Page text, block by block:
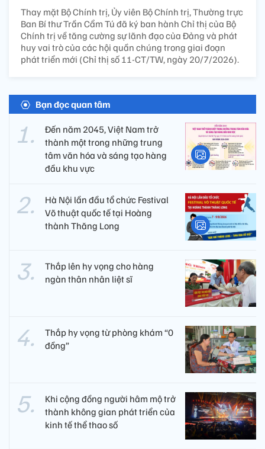
Thay mặt Bộ Chính trị, Ủy viên Bộ Chính trị, Thường trực
Ban Bí thư Trần Cẩm Tú đã ký ban hành Chỉ thị của Bộ
Chính trị về tăng cường sự lãnh đạo của Đảng và phát
huy vai trò của các hội quần chúng trong giai đoạn
phát triển mới (Chỉ thị số 11-CT/TW, ngày 20/7/2026).
Bạn đọc quan tâm
Đến năm 2045, Việt Nam trở
thành một trong những trung
tâm văn hóa và sáng tạo hàng
đầu khu vực
Hà Nội lần đầu tổ chức Festival
Võ thuật quốc tế tại Hoàng
thành Thăng Long
Thắp lên hy vọng cho hàng
ngàn thân nhân liệt sĩ
Thắp hy vọng từ phòng khám “0
đồng”
Khi cộng đồng người hâm mộ trở
thành không gian phát triển của
kinh tế thể thao số